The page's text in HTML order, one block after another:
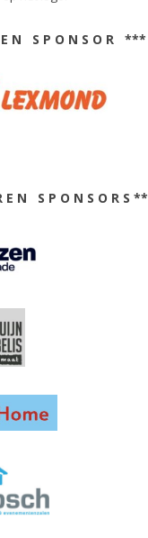
N S P O N S O R ***
E N S P O N S O R S **